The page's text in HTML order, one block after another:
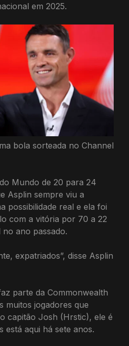
em 2025.
bola sorteada no Channel
Mundo de 20 para 24
Asplin sempre viu a
possibilidade real e ela foi
com a vitória por 70 a 22
ano passado.
expatriados”, disse Asplin
parte da Commonwealth
muitos jogadores que
capitão Josh (Hrstic), ele é
está aqui há sete anos.